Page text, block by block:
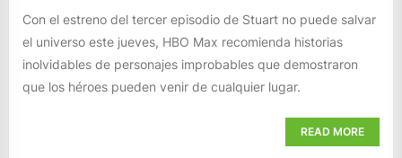
Con el estreno del tercer episodio de Stuart no puede salvar
el universo este jueves, HBO Max recomienda historias
inolvidables de personajes improbables que demostraron
que los héroes pueden venir de cualquier lugar.
READ MORE